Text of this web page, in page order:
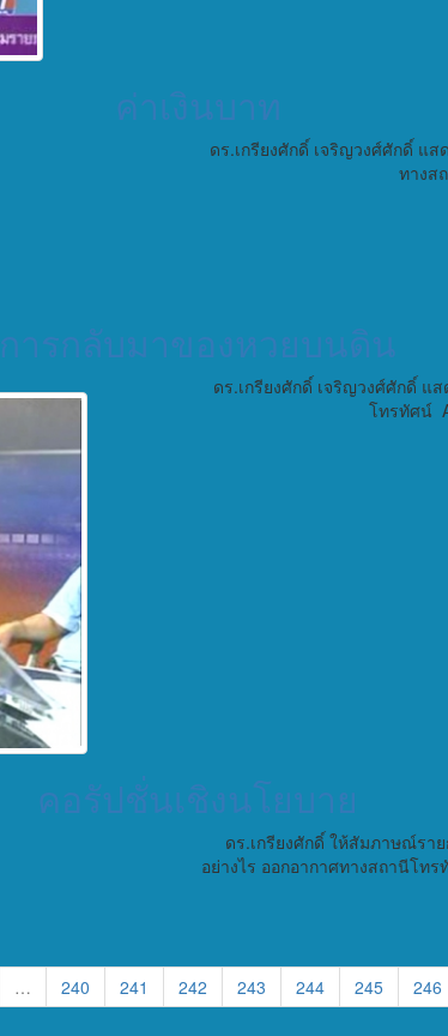
ค่าเงินบาท
ดร.เกรียงศักดิ์ เจริญวงศ์ศักดิ์ แ
ทางส
การกลับมาของหวยบนดิน
ดร.เกรียงศักดิ์ เจริญวงศ์ศักดิ์ แ
โทรทัศน์
คอรัปชั่นเชิงนโยบาย
ดร.เกรียงศักดิ์ ให้สัมภาษณ์รา
อย่างไร ออกอากาศทางสถานีโ
… 240 241 242 243 244 245 246